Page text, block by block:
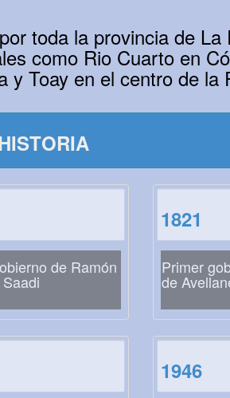
toda la provincia de
como Rio Cuarto en
y Toay en el centro de la
de Ramón
1821
Primer
de
1946